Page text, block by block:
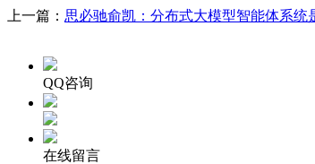
上一篇： 思必驰俞凯：分布式大模型智能体系统
QQ咨询
在线留言